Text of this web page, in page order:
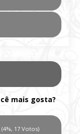
mais gosta?
(4%, 17 Votos)